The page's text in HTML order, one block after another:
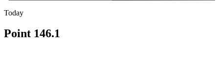
Today
Point 146.1